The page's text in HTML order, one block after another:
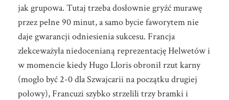
jak grupowa. Tutaj trzeba dosłownie gryźć murawę
przez pełne 90 minut, a samo bycie faworytem nie
daje gwarancji odniesienia sukcesu. Francja
zlekceważyła niedocenianą reprezentację Helwetów i
w momencie kiedy Hugo Lloris obronił rzut karny
(mogło być 2-0 dla Szwajcarii na początku drugiej
połowy), Francuzi szybko strzelili trzy bramki i